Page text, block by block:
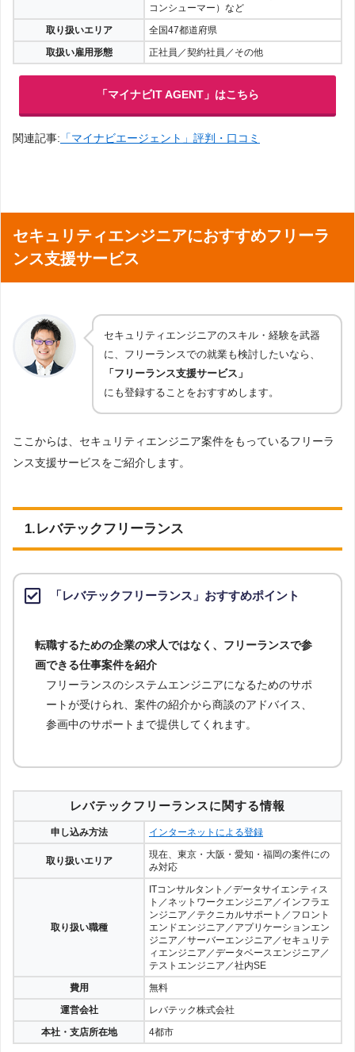
取り扱い業種
ソフトハウス／パッケージベンダー／通信
キャリア・ISP／アウトソーシング業界／W
ebサービス・Webメディア／Web制作／W
ebマーケティング・ネット広告／広告代理
店・広告業界／ゲーム業界（ソーシャル・
取り扱いエリア
全国47都道府県
取扱い雇用形態
正社員／契約社員／その他
ンス支援サービス
セキュリティエンジニアのスキル・経験を武器
に、フリーランスでの就業も検討したいなら、
「フリーランス支援サービス」
にも登録することをおすすめします。
ここからは、セキュリティエンジニア案件をもっているフリーラ
ンス支援サービスをご紹介します。
1.レバテックフリーランス
「レバテックフリーランス」おすすめポイント
転職するための企業の求人ではなく、フリーランスで参
画できる仕事案件を紹介
ートが受けられ、案件の紹介から商談のアドバイス、
参画中のサポートまで提供してくれます。
レバテックフリーランスに関する情報
インターネットによる登録
取り扱いエリア
現在、東京・大阪・愛知・福岡の案件にの
み対応
取り扱い職種
ITコンサルタント／データサイエンティス
ト／ネットワークエンジニア／インフラエ
ンジニア／テクニカルサポート／フロント
エンドエンジニア／アプリケーションエン
ジニア／サーバーエンジニア／セキュリテ
ィエンジニア／データベースエンジニア／
テストエンジニア／社内SE